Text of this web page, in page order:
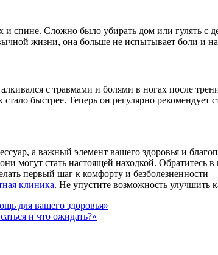
и спине. Сложно было убирать дом или гулять
жизни, она больше не испытывает боли и
с травмами и болями в ногах после
быстрее. Теперь он регулярно рекомендует
а важный элемент вашего здоровья и
могут стать настоящей находкой. Обратитесь
первый шаг к комфорту и безболезненности
клиника. Не упустите возможность улучшить
для вашего здоровья»
и что ожидать?»